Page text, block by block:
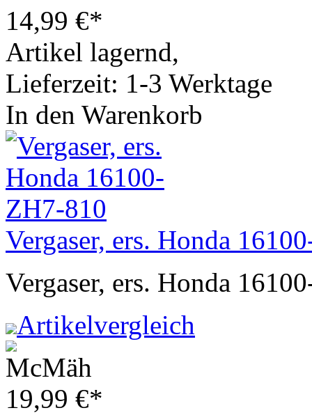
14,99 €*
Artikel lagernd,
Lieferzeit: 1-3 Werktage
In den Warenkorb
Vergaser, ers. Honda
Vergaser, ers. Honda
Artikelvergleich
19,99 €*